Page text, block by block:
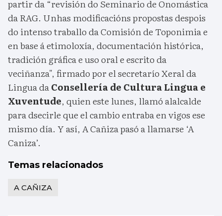
partir da “revisión do Seminario de Onomástica
da RAG. Unhas modificacións propostas despois
do intenso traballo da Comisión de Toponimia e
en base á etimoloxía, documentación histórica,
tradición gráfica e uso oral e escrito da
veciñanza", firmado por el secretarío Xeral da
Lingua daConsellería de Cultura Lingua e
Xuventude, quien este lunes, llamó alalcalde
para dsecirle que el cambio entraba en vigos ese
mismo día. Y así, A Cañiza pasó a llamarse ‘A
Caniza’.
Temas relacionados
A CAÑIZA